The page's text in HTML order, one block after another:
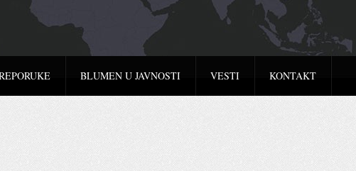
BLUMEN U JAVNOSTI VESTI KONTAKT